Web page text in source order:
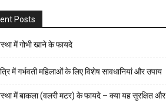
Posts
में गोभी खाने के फायदे
में गर्भवती महिलाओं के लिए विशेष सावधानियां और उपाय
में बाकला (वलरी मटर) के फायदे – क्या यह सुरक्षित और